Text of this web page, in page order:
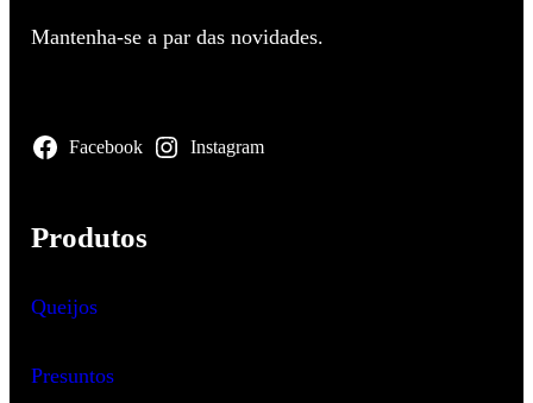
Mantenha-se a par das novidades.
Facebook Instagram
Produtos
Queijos
Presuntos